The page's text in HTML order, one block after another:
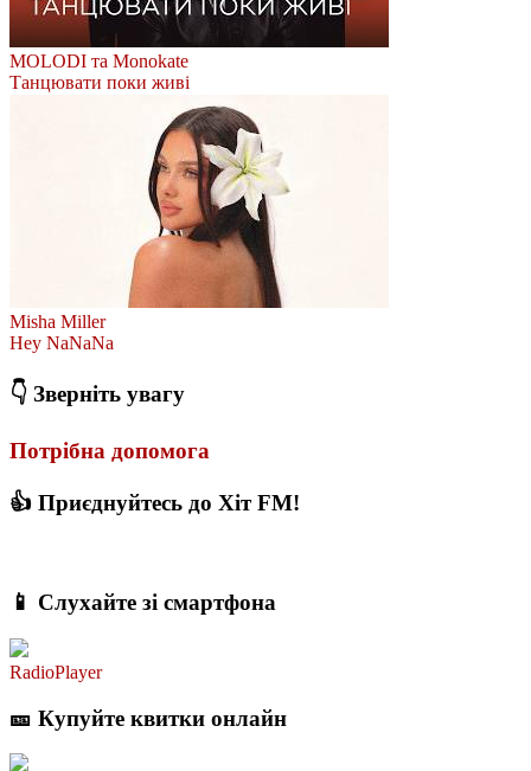
MOLODI та Monokate
Танцювати поки живі
Misha Miller
Hey NaNaNa
👇 Зверніть увагу
Потрібна допомога
👍 Приєднуйтесь до Хіт FM!
📱 Слухайте зі смартфона
RadioPlayer
🎫 Купуйте квитки онлайн